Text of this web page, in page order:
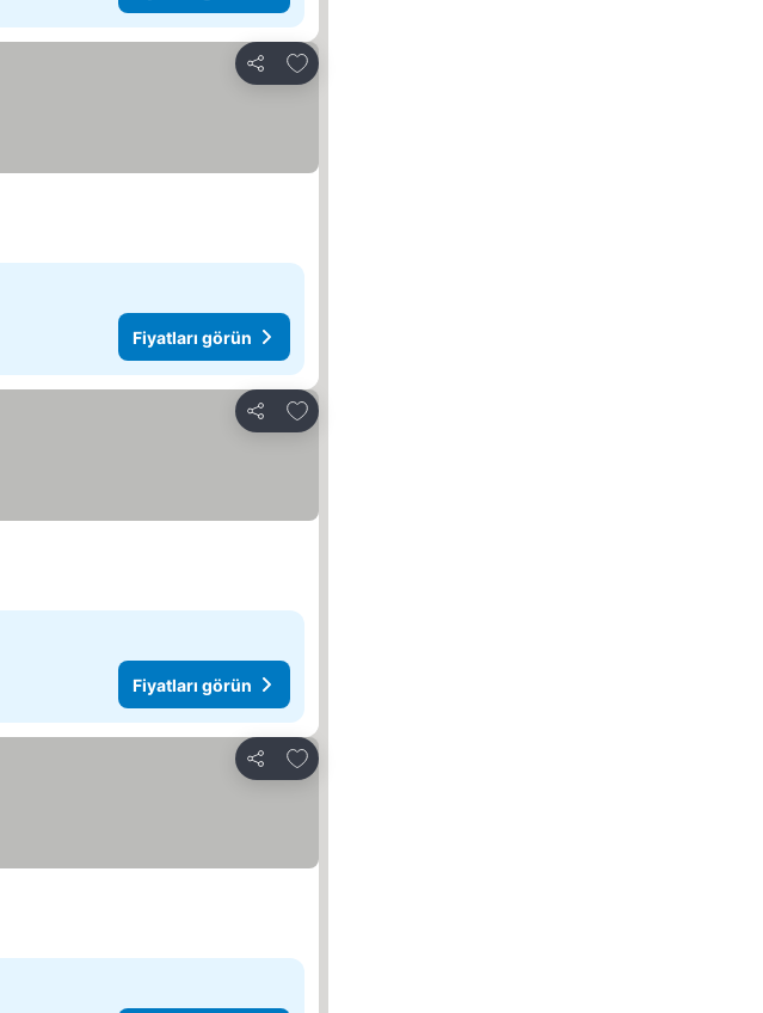
Paylaş
Favorilerime ekle
Fiyatları görün
Paylaş
Favorilerime ekle
Fiyatları görün
Paylaş
Favorilerime ekle